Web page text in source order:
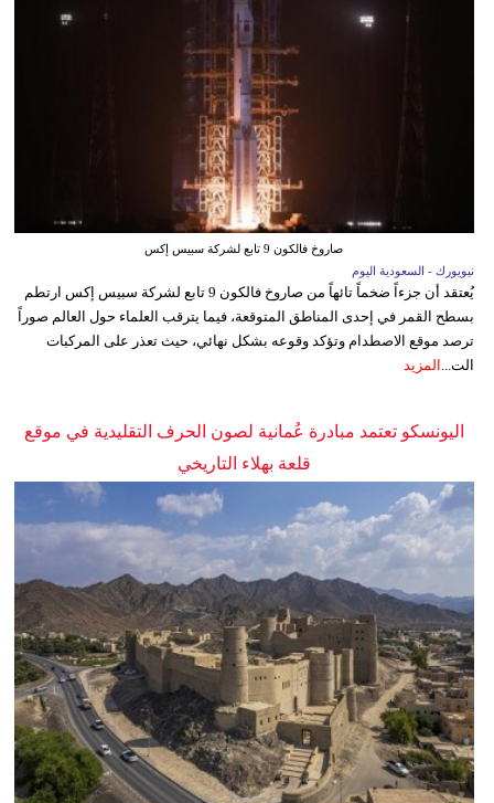
صاروخ فالكون 9 تابع لشركة سبيس إكس
نيويورك - السعودية اليوم
يُعتقد أن جزءاً ضخماً تائهاً من صاروخ فالكون 9 تابع لشركة سبيس إكس ارتطم
بسطح القمر في إحدى المناطق المتوقعة، فيما يترقب العلماء حول العالم صوراً
ترصد موقع الاصطدام وتؤكد وقوعه بشكل نهائي، حيث تعذر على المركبات
الت...
المزيد
اليونسكو تعتمد مبادرة عُمانية لصون الحرف التقليدية في موقع
قلعة بهلاء التاريخي